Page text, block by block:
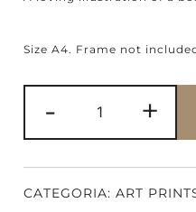
Size A4. Frame not
-
de
Carnation
Bee
+
CATEGORIA: ART